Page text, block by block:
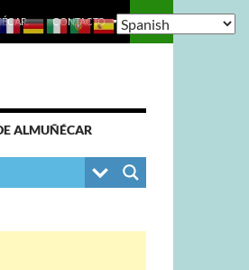
CONTACTO
ALMUÑÉCAR